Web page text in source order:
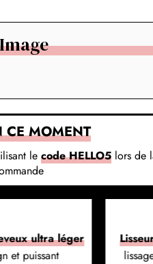
CE MOMENT
le code HELLO5lors de
ultra léger
et puissant